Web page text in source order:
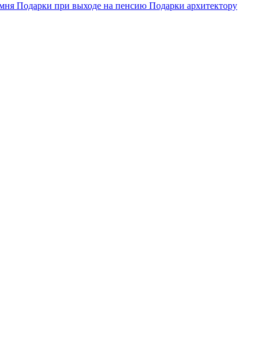
Подарки при выходе на пенсию Подарки архитектору